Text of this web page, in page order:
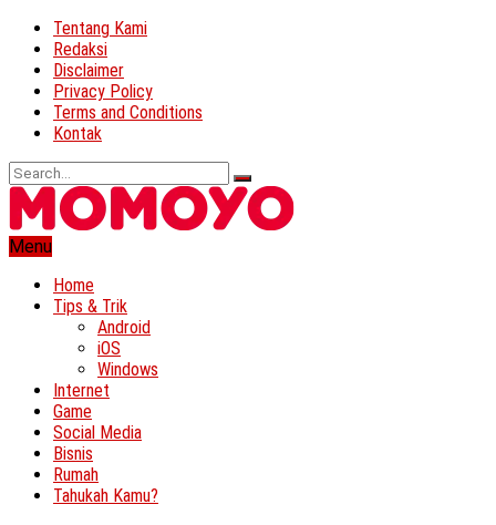
Tentang Kami
Redaksi
Disclaimer
Privacy Policy
Terms and Conditions
Kontak
Menu
Home
Tips & Trik
Android
iOS
Windows
Internet
Game
Social Media
Bisnis
Rumah
Tahukah Kamu?